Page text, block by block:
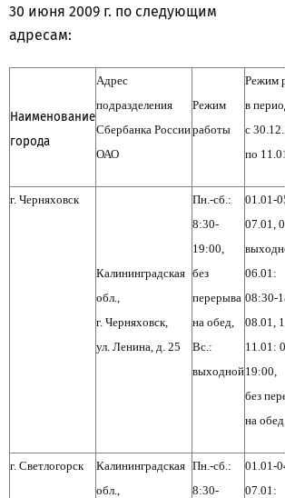
30 июня 2009 г. по следующим
адресам:
Наименование
города
Адрес
подразделения
Сбербанка России
ОАО
Режим
работы
Режим
в период
с
по
г. Черняховск
Калининградская
обл.,
г. Черняховск,
ул. Ленина, д. 25
Пн.-сб.:
8:30-
19:00,
без
перерыва
на обед,
Вс.:
выходной
01.01-
07.01,
06.01:
08:30-
08.01,
11.01:
19:00,
без
на обед
г. Светлогорск
Калининградская
обл.,
Пн.-сб.:
8:30-
01.01-
07.01: